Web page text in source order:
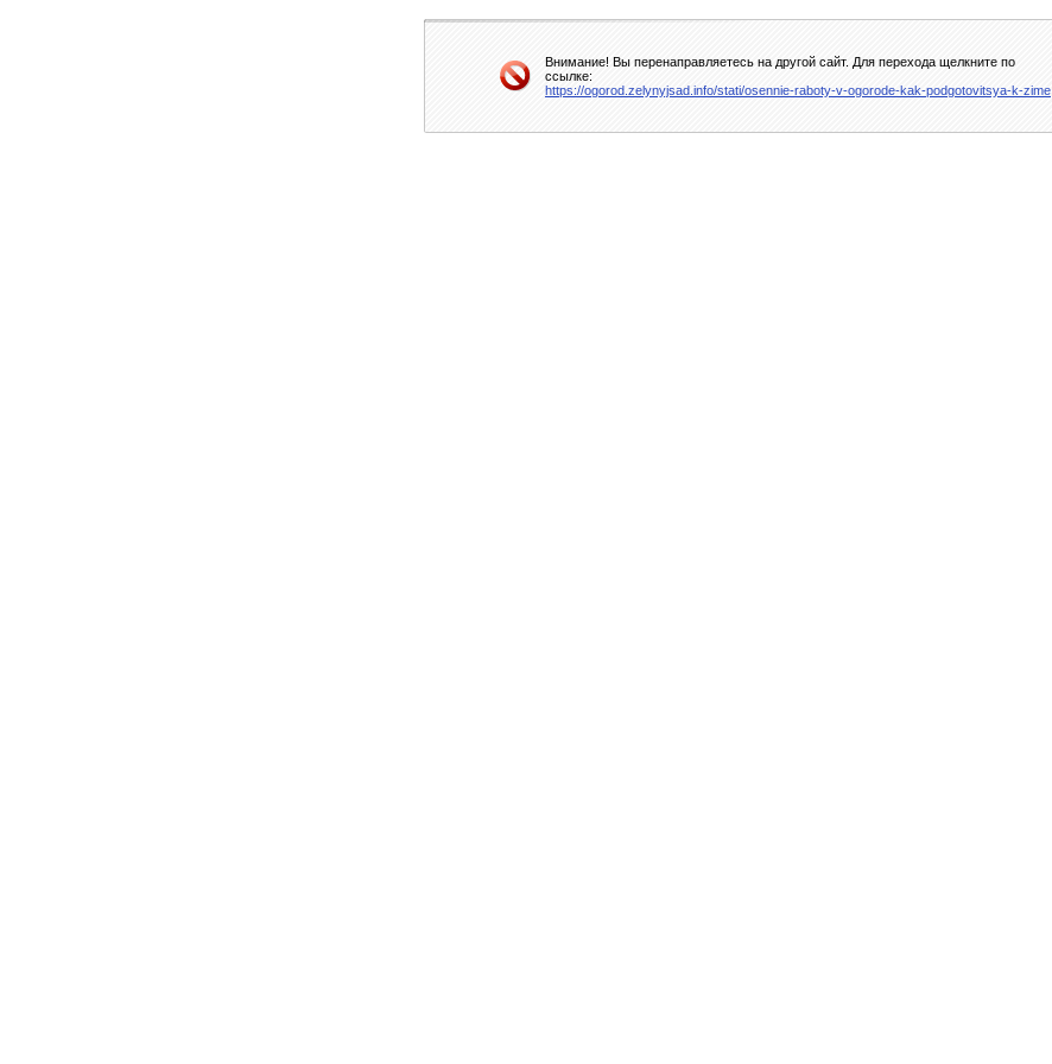
Внимание! Вы перенаправляетесь на другой сайт. Для перехода щелкните по
ссылке:
https://ogorod.zelynyjsad.info/stati/osennie-raboty-v-ogorode-kak-podgotovitsya-k-zime